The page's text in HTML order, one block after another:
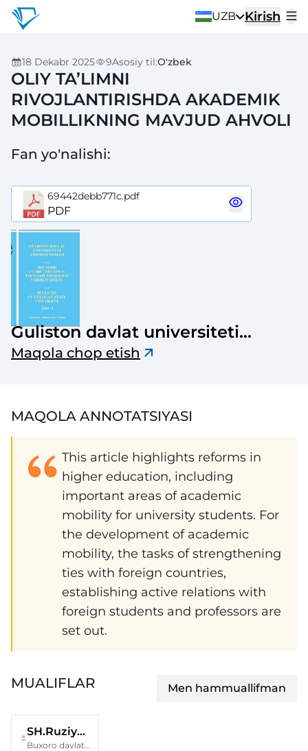
UZB Kirish
18 Dekabr 2025 9Asosiy til:O'zbek
OLIY TA’LIMNI
RIVOJLANTIRISHDA AKADEMIK
MOBILLIKNING MAVJUD AHVOLI
Fan yo'nalishi:
69442debb771c.pdf
PDF
Guliston davlat universiteti
axborotnomasi
Maqola chop etish
MAQOLA ANNOTATSIYASI
This article highlights reforms in
higher education, including
important areas of academic
mobility for university students. For
the development of academic
mobility, the tasks of strengthening
ties with foreign countries,
establishing active relations with
foreign students and professors are
set out.
MUALIFLAR Men hammuallifman
SH.Ruziyeva
Buxoro davlat universiteti, sport faoliyati va pedagogika fakulteti